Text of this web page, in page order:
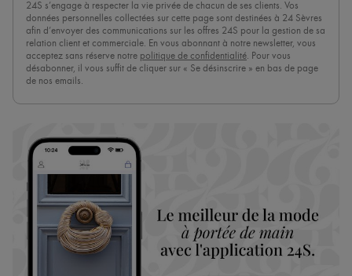
24S s’engage à respecter la vie privée de chacun de ses clients. Vos
données personnelles collectées sur cette page sont destinées à 24 Sèvres
afin d’envoyer des communications sur les offres 24S pour la gestion de sa
relation client et commerciale. En vous abonnant à notre newsletter, vous
acceptez sans réserve notre politique de confidentialité. Pour vous
désabonner, il vous suffit de cliquer sur « Se désinscrire » en bas de page
de nos emails.